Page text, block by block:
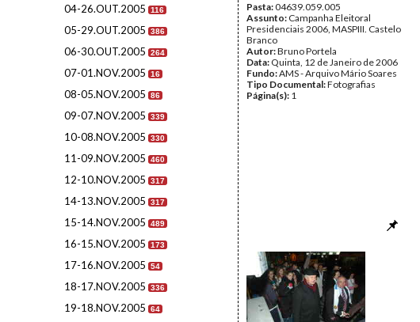
04-26.OUT.2005 116
05-29.OUT.2005 386
06-30.OUT.2005 264
07-01.NOV.2005 16
08-05.NOV.2005 86
09-07.NOV.2005 339
10-08.NOV.2005 330
11-09.NOV.2005 460
12-10.NOV.2005 317
14-13.NOV.2005 317
15-14.NOV.2005 489
16-15.NOV.2005 173
17-16.NOV.2005 54
18-17.NOV.2005 336
19-18.NOV.2005 64
Pasta:04639.059.005
Assunto: Campanha Eleitoral
Presidenciais 2006, MASPIII. Castelo
Branco
Autor:Bruno Portela
Data: Quinta, 12 de Janeiro de 2006
Fundo:AMS - Arquivo Mário Soares
Tipo Documental:Fotografias
Página(s): 1